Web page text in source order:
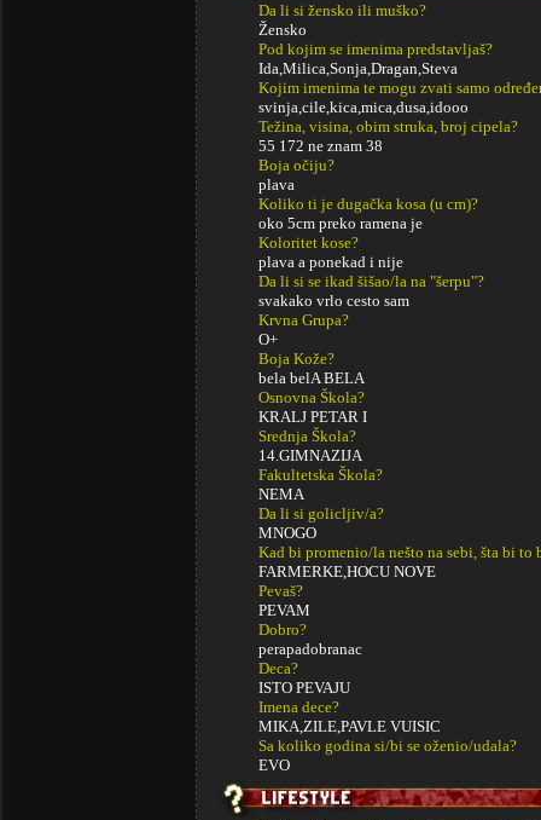
Da li si žensko ili muško?
Žensko
Pod kojim se imenima predstavljaš?
Ida,Milica,Sonja,Dragan,Steva
Kojim imenima te mogu zvati samo
svinja,cile,kica,mica,dusa,idooo
Težina, visina, obim struka, broj cipela?
55 172 ne znam 38
Boja očiju?
plava
Koliko ti je dugačka kosa (u cm)?
oko 5cm preko ramena je
Koloritet kose?
plava a ponekad i nije
Da li si se ikad šišao/la na "šerpu"?
svakako vrlo cesto sam
Krvna Grupa?
O+
Boja Kože?
bela belA BELA
Osnovna Škola?
KRALJ PETAR I
Srednja Škola?
14.GIMNAZIJA
Fakultetska Škola?
NEMA
Da li si golicljiv/a?
MNOGO
Kad bi promenio/la nešto na sebi, šta bi to
FARMERKE,HOCU NOVE
Pevaš?
PEVAM
Dobro?
perapadobranac
Deca?
ISTO PEVAJU
Imena dece?
MIKA,ZILE,PAVLE VUISIC
Sa koliko godina si/bi se oženio/udala?
EVO